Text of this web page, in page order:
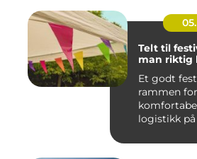
Telt til
man riktig
Et godt
rammen
logistikk